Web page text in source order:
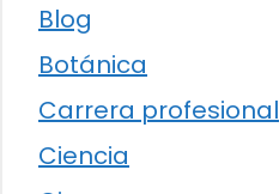
Blog
Botánica
Carrera profesional
Ciencia